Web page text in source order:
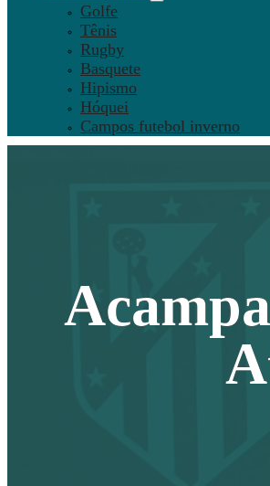
Golfe
Tênis
Rugby
Basquete
Hipismo
Hóquei
Campos futebol inverno